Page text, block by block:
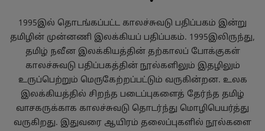
1995இல் தொடங்கப்பட்ட காலச்சுவடு பதிப்பகம் இன்று
தமிழின் முன்னணி இலக்கியப் பதிப்பகம். 1995இலிருந்து,
தமிழ் நவீன இலக்கியத்தின் தற்காலப் போக்குகள்
காலச்சுவடு பதிப்பகத்தின் நூல்களிலும் இதழிலும்
உருப்பெற்றும் மெருகேற்றப்பட்டும் வருகின்றன. உலக
இலக்கியத்தில் சிறந்த படைப்புகளைத் தேர்ந்த தமிழ்
வாசகருக்காக காலச்சுவடு தொடர்ந்து மொழிபெயர்த்து
வருகிறது. இதுவரை ஆயிரம் தலைப்புகளில் நூல்களை